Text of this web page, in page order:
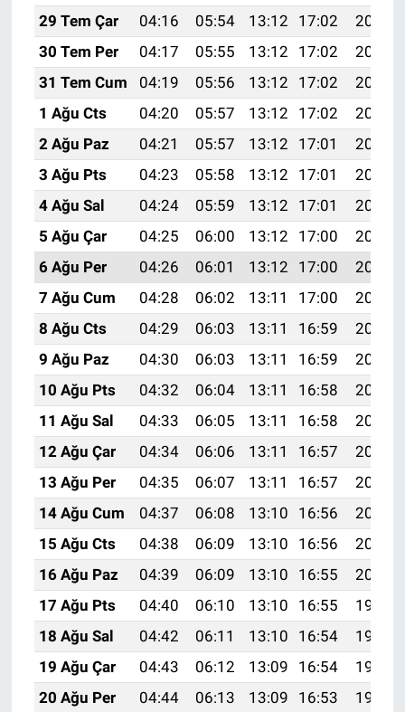
29 Tem Çar
04:16 05:54 13:12 17:02
20:20
30 Tem Per
04:17 05:55 13:12 17:02
20:19
31 Tem Cum
04:19 05:56 13:12 17:02
20:18
1 Ağu Cts
04:20 05:57 13:12 17:02
20:17
2 Ağu Paz
04:21 05:57 13:12 17:01
20:16
3 Ağu Pts
04:23 05:58 13:12 17:01
20:15
4 Ağu Sal
04:24 05:59 13:12 17:01
20:14
5 Ağu Çar
04:25 06:00 13:12 17:00
20:13
6 Ağu Per
04:26 06:01 13:12 17:00
20:12
7 Ağu Cum
04:28 06:02 13:11 17:00
20:11
8 Ağu Cts
04:29 06:03 13:11 16:59
20:10
9 Ağu Paz
04:30 06:03 13:11 16:59
20:09
10 Ağu Pts
04:32 06:04 13:11 16:58
20:08
11 Ağu Sal
04:33 06:05 13:11 16:58
20:07
12 Ağu Çar
04:34 06:06 13:11 16:57
20:05
13 Ağu Per
04:35 06:07 13:11 16:57
20:04
14 Ağu Cum
04:37 06:08 13:10 16:56
20:03
15 Ağu Cts
04:38 06:09 13:10 16:56
20:02
16 Ağu Paz
04:39 06:09 13:10 16:55
20:01
17 Ağu Pts
04:40 06:10 13:10 16:55
19:59
18 Ağu Sal
04:42 06:11 13:10 16:54
19:58
19 Ağu Çar
04:43 06:12 13:09 16:54
19:57
20 Ağu Per
04:44 06:13 13:09 16:53
19:55